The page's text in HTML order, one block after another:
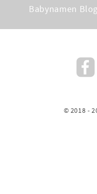
Babynamen Blog
© 2018 -